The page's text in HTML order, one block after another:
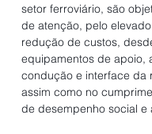
setor ferroviário, são
de atenção, pelo
redução de custos,
equipamentos de apoio,
condução e interface da
assim como no
de desempenho social e